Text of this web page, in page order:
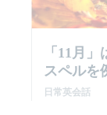
「11月
スペルを
日常英会話